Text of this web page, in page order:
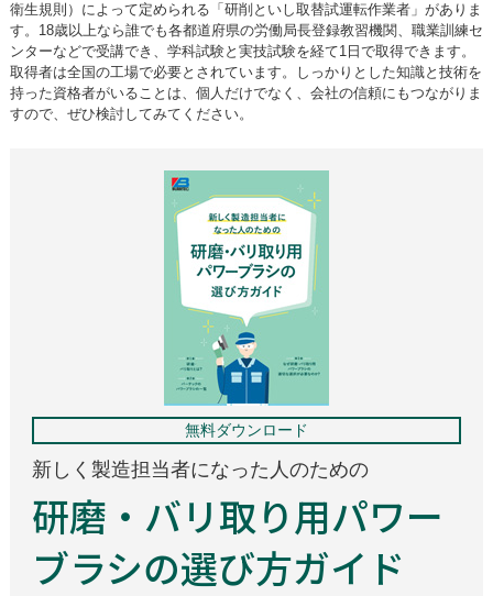
衛生規則）によって定められる「研削といし取替試運転作業者」がありま
す。18歳以上なら誰でも各都道府県の労働局長登録教習機関、職業訓練セ
ンターなどで受講でき、学科試験と実技試験を経て1日で取得できます。
取得者は全国の工場で必要とされています。しっかりとした知識と技術を
持った資格者がいることは、個人だけでなく、会社の信頼にもつながりま
すので、ぜひ検討してみてください。
無料ダウンロード
新しく製造担当者になった人のための
研磨・バリ取り用パワー
ブラシの選び方ガイド